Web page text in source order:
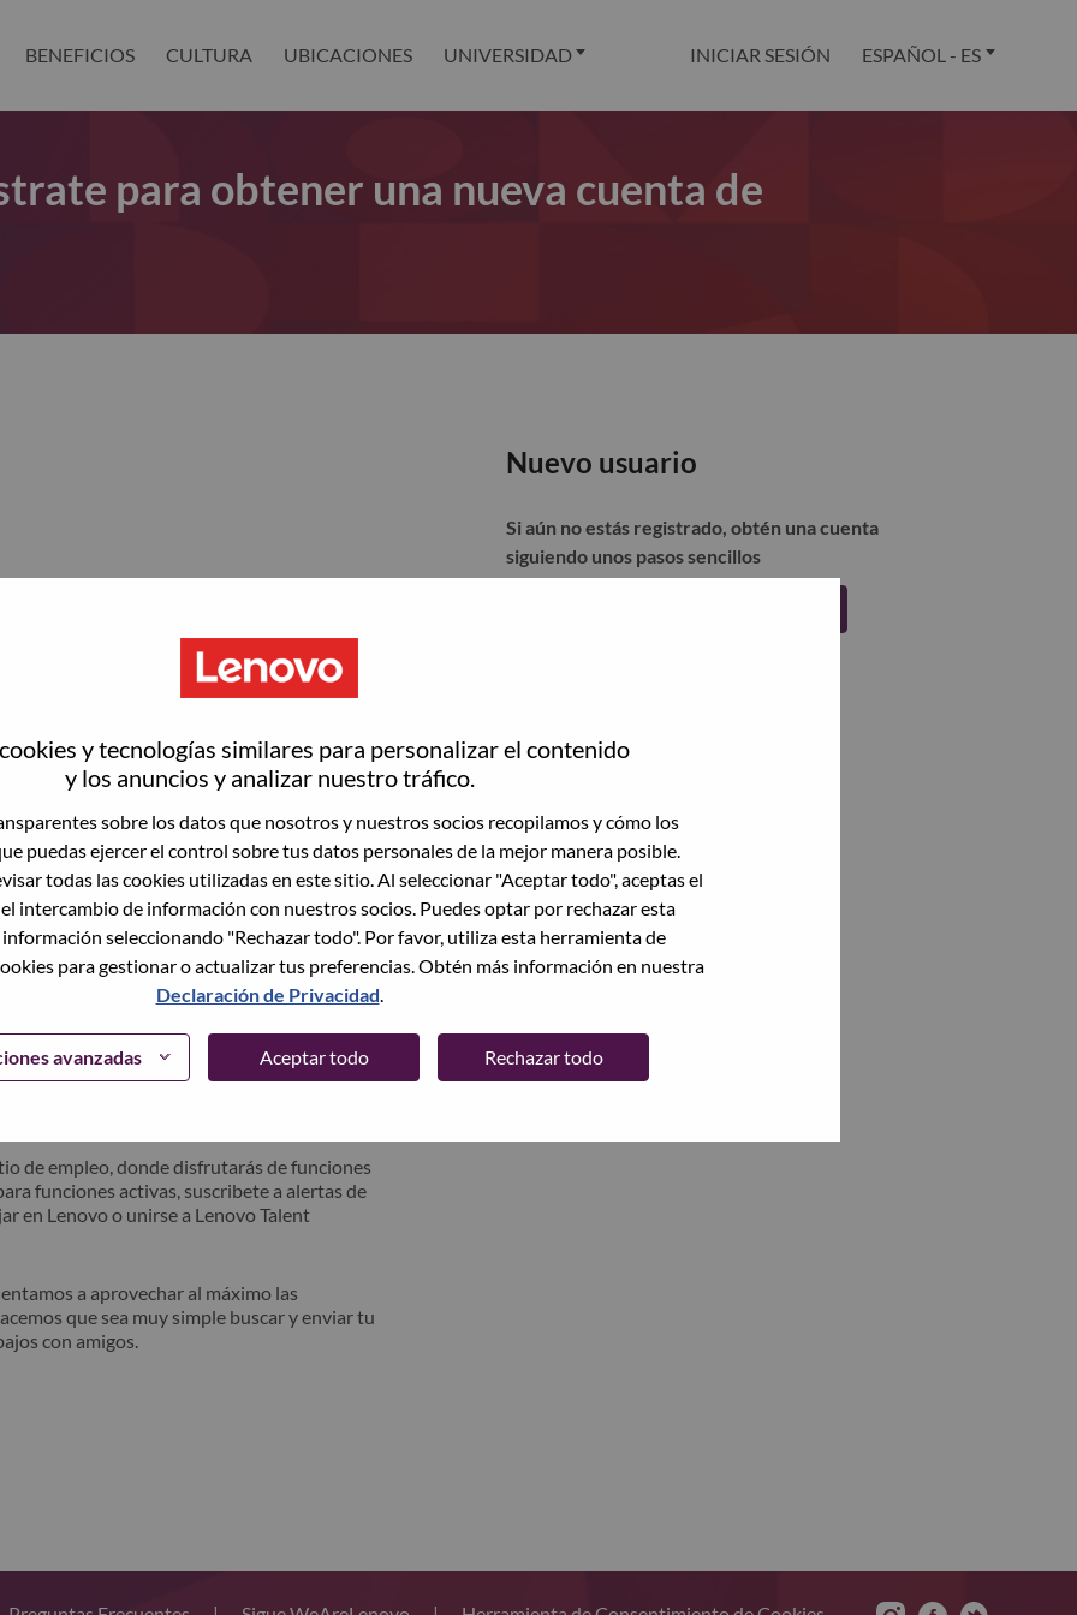
y tecnologías similares para personalizar el contenido
y los anuncios y analizar nuestro tráfico.
sobre los datos que nosotros y nuestros socios recopilamos y cómo los
puedas ejercer el control sobre tus datos personales de la mejor manera posible.
todas las cookies utilizadas en este sitio. Al seleccionar "Aceptar todo", aceptas el
intercambio de información con nuestros socios. Puedes optar por rechazar esta
seleccionando "Rechazar todo". Por favor, utiliza esta herramienta de
para gestionar o actualizar tus preferencias. Obtén más información en nuestra
Declaración de Privacidad.
avanzadas Aceptar todo Rechazar todo
BENEFICIOS CULTURA UBICACIONES UNIVERSIDAD INICIAR SESIÓN ESPAÑOL - ES
para obtener una nueva cuenta de
actual, tenemos su correo electrónico
su contraseña?" para restablecer e iniciar
como nuevo usuario, comunícate con
con los detalles del error y
"Problema de inicio de sesión del
Un miembro de nuestro equipo se
de la revisión.
de empleo, donde disfrutarás de funciones
funciones activas, suscribete a alertas de
en Lenovo o unirse a Lenovo Talent
a aprovechar al máximo las
que sea muy simple buscar y enviar tu
con amigos.
Nuevo usuario
Si aún no estás registrado, obtén una cuenta
siguiendo unos pasos sencillos